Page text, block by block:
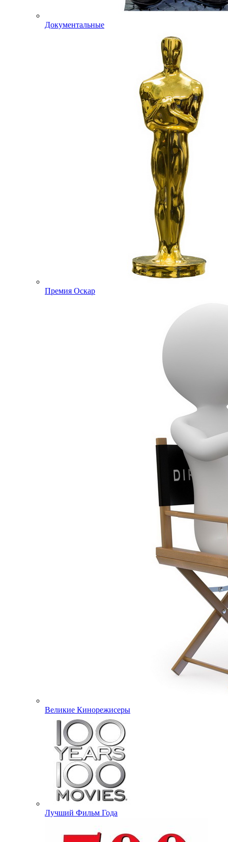
Документальные
Премия Оскар
Великие Кинорежисеры
Лучший Фильм Года